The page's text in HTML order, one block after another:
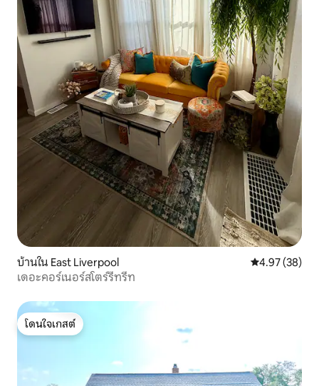
บ้านใน East Liverpool คะแนนเฉลี่ย
4.97 (38)
เดอะคอร์เนอร์สโตร์รีทรีท
โดนใจเกสต์
โดนใจเกสต์